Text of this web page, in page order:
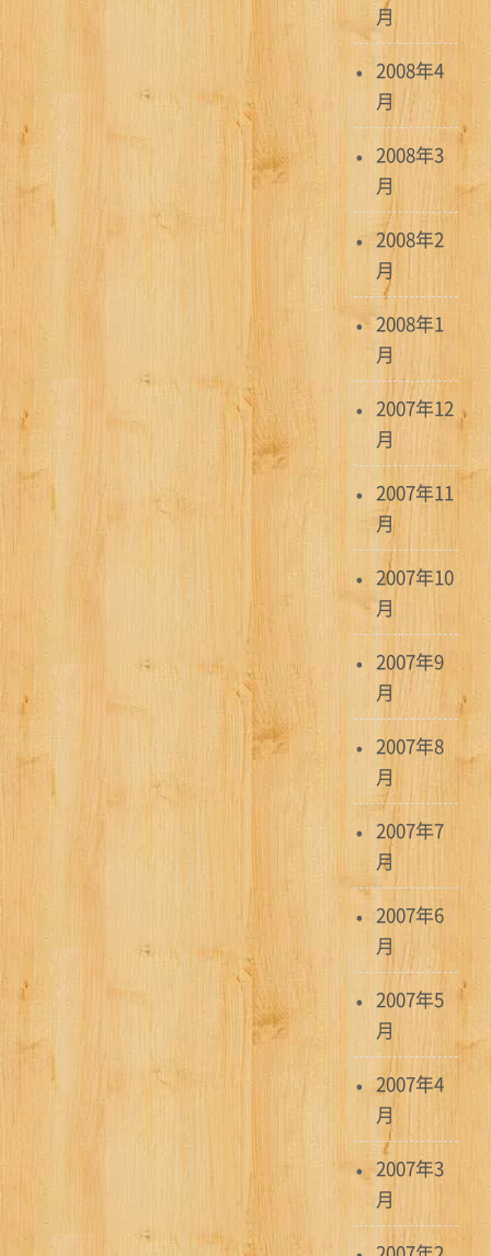
月
2008年4
月
2008年3
月
2008年2
月
2008年1
月
2007年12
月
2007年11
月
2007年10
月
2007年9
月
2007年8
月
2007年7
月
2007年6
月
2007年5
月
2007年4
月
2007年3
月